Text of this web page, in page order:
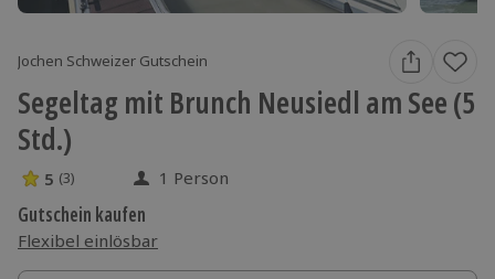
Jochen Schweizer Gutschein
Segeltag mit Brunch Neusiedl am See (5
Std.)
5 Sterne von 5 aus 3 Bewertungen
5 (3) 1 Person
Gutschein kaufen
Flexibel einlösbar